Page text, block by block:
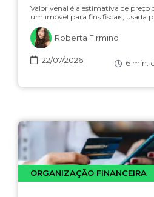
Valor venal é a estimativa de
um imóvel para fins fiscais, usada
Roberta Firmino
22/07/2026 6 min.
ORGANIZAÇÃO FINANCEIRA